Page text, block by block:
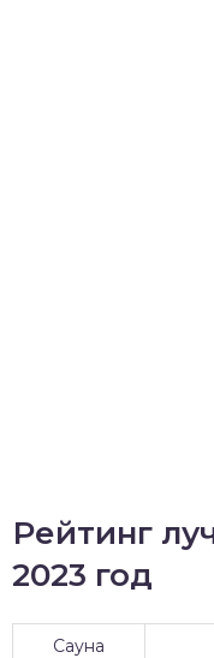
Рейтинг
2023 год
Сауна